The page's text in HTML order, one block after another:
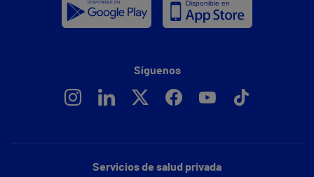
Servicios de salud privada
Síguenos